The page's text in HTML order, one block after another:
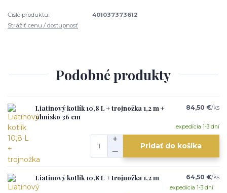
Číslo produktu:
401037373612
Strážiť cenu / dostupnosť
Podobné produkty
Liatinový kotlík 10,8 L + trojnožka 1,2 m +
ohnisko 36 cm
84,50 €/ks
expedícia 1-3 dní
Pridať do košíka
Liatinový kotlík 10,8 L + trojnožka 1,2 m 64,50 €/ks
expedícia 1-3 dní